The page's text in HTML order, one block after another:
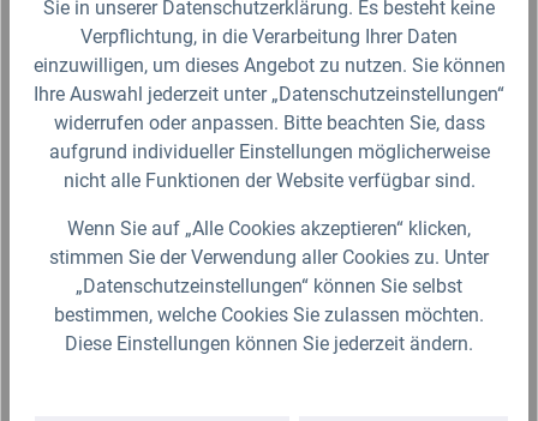
1/2" und 3/4" auswählen.…
Ab 3,59 €*
Lieferzeit 2-3 Werktage (Versand mit DHL Paket)
Zum Artikel
Produktgalerie überspringen
Ähnliche Artikel
Sie in unserer Datenschutzerklärung. Es besteht keine
Verpflichtung, in die Verarbeitung Ihrer Daten
einzuwilligen, um dieses Angebot zu nutzen. Sie können
Ihre Auswahl jederzeit unter „Datenschutzeinstellungen“
widerrufen oder anpassen. Bitte beachten Sie, dass
aufgrund individueller Einstellungen möglicherweise
nicht alle Funktionen der Website verfügbar sind.
Wenn Sie auf „Alle Cookies akzeptieren“ klicken,
stimmen Sie der Verwendung aller Cookies zu. Unter
„Datenschutzeinstellungen“ können Sie selbst
bestimmen, welche Cookies Sie zulassen möchten.
Diese Einstellungen können Sie jederzeit ändern.